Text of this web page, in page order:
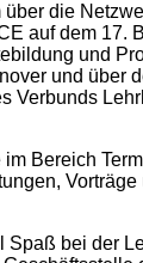
die
auf dem 17.
und
und über
Verbunds
Bereich
Vorträge
Spaß bei der